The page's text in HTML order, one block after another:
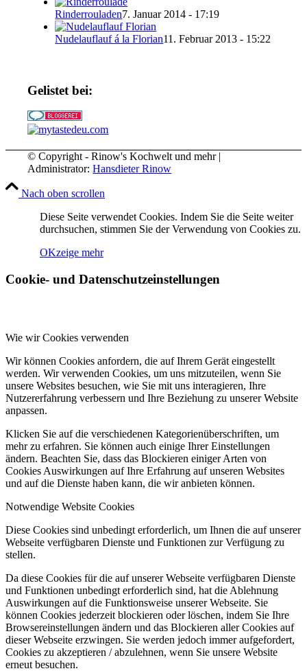
Rinderrouladen7. Januar 2014 - 17:19
Nudelauflauf á la Florian11. Februar 2013 - 15:22
Gelistet bei:
© Copyright - Rinow's Kochwelt und mehr |
Administrator:Hansdieter Rinow
Nach oben scrollen
Diese Seite verwendet Cookies. Indem Sie die Seite weiter
durchsuchen, stimmen Sie der Verwendung von Cookies zu.
OKzeige mehr
Cookie- und Datenschutzeinstellungen
Wie wir Cookies verwenden
Wir können Cookies anfordern, die auf Ihrem Gerät eingestellt
werden. Wir verwenden Cookies, um uns mitzuteilen, wenn Sie
unsere Websites besuchen, wie Sie mit uns interagieren, Ihre
Nutzererfahrung verbessern und Ihre Beziehung zu unserer Website
anpassen.
Klicken Sie auf die verschiedenen Kategorienüberschriften, um
mehr zu erfahren. Sie können auch einige Ihrer Einstellungen
ändern. Beachten Sie, dass das Blockieren einiger Arten von
Cookies Auswirkungen auf Ihre Erfahrung auf unseren Websites
und auf die Dienste haben kann, die wir anbieten können.
Notwendige Website Cookies
Diese Cookies sind unbedingt erforderlich, um Ihnen die auf unserer
Webseite verfügbaren Dienste und Funktionen zur Verfügung zu
stellen.
Da diese Cookies für die auf unserer Webseite verfügbaren Dienste
und Funktionen unbedingt erforderlich sind, hat die Ablehnung
Auswirkungen auf die Funktionsweise unserer Webseite. Sie
können Cookies jederzeit blockieren oder löschen, indem Sie Ihre
Browsereinstellungen ändern und das Blockieren aller Cookies auf
dieser Webseite erzwingen. Sie werden jedoch immer aufgefordert,
Cookies zu akzeptieren / abzulehnen, wenn Sie unsere Website
erneut besuchen.